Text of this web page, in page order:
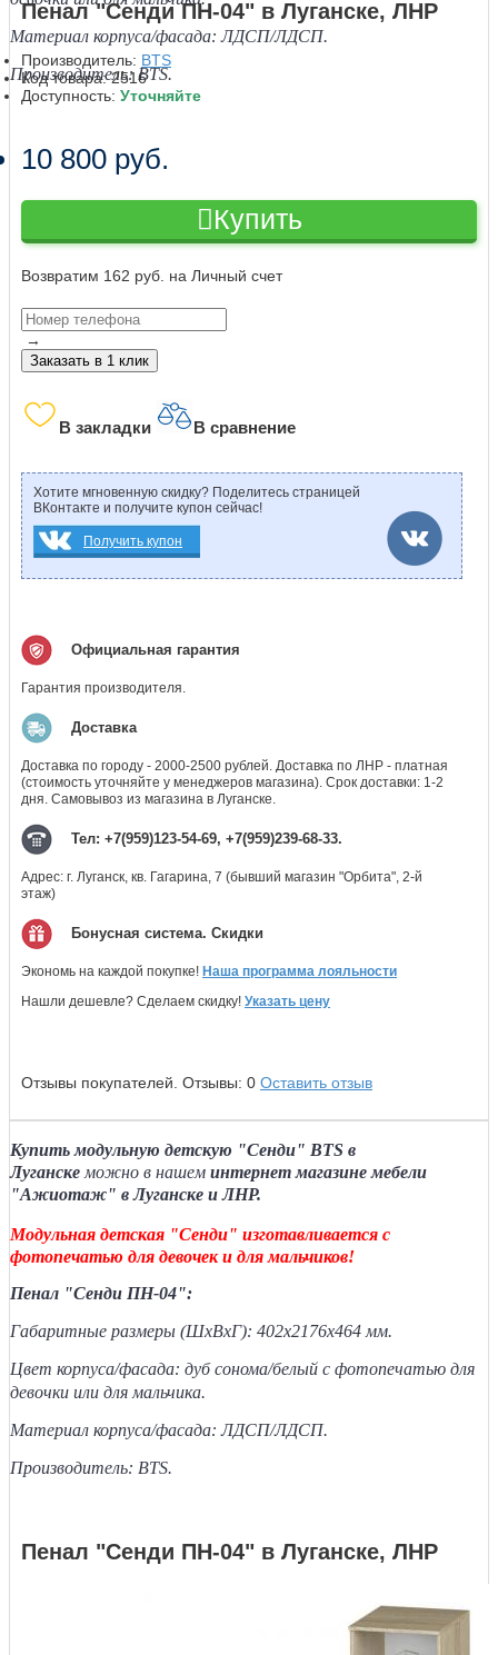
Материал корпуса/фасада: ЛДСП/ЛДСП.
Производитель: BTS.
Пенал "Сенди ПН-04" в Луганске, ЛНР
Производитель: BTS
Код товара:2516
Доступность: Уточняйте
10 800 руб.
Купить
Возвратим 162 руб. на Личный счет
→
Заказать в 1 клик
В закладки В сравнение
Хотите мгновенную скидку? Поделитесь страницей
ВКонтакте и получите купон сейчас!
Получить купон
Официальная гарантия
Гарантия производителя.
Доставка
Доставка по городу - 2000-2500 рублей. Доставка по ЛНР - платная
(стоимость уточняйте у менеджеров магазина). Срок доставки: 1-2
дня. Самовывоз из магазина в Луганске.
Тел: +7(959)123-54-69, +7(959)239-68-33.
Адрес: г. Луганск, кв. Гагарина, 7 (бывший магазин "Орбита", 2-й
этаж)
Бонусная система. Скидки
Экономь на каждой покупке! Наша программа лояльности
Нашли дешевле? Сделаем скидку! Указать цену
Отзывы покупателей. Отзывы: 0 Оставить отзыв
Купить модульную детскую "Сенди" BTS в
Луганске можно в нашем интернет магазине мебели
"Ажиотаж" в Луганске и ЛНР.
Модульная детская "Сенди" изготавливается с
фотопечатью для девочек и для мальчиков!
Пенал "Сенди ПН-04":
Габаритные размеры (ШхВхГ): 402х2176х464 мм.
Цвет корпуса/фасада: дуб сонома/белый с фотопечатью для
девочки или для мальчика.
Материал корпуса/фасада: ЛДСП/ЛДСП.
Производитель: BTS.
Пенал "Сенди ПН-04" в Луганске, ЛНР